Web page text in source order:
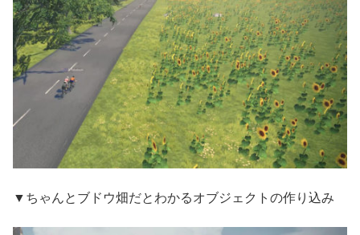
▼ちゃんとブドウ畑だとわかるオブジェクトの作り込み